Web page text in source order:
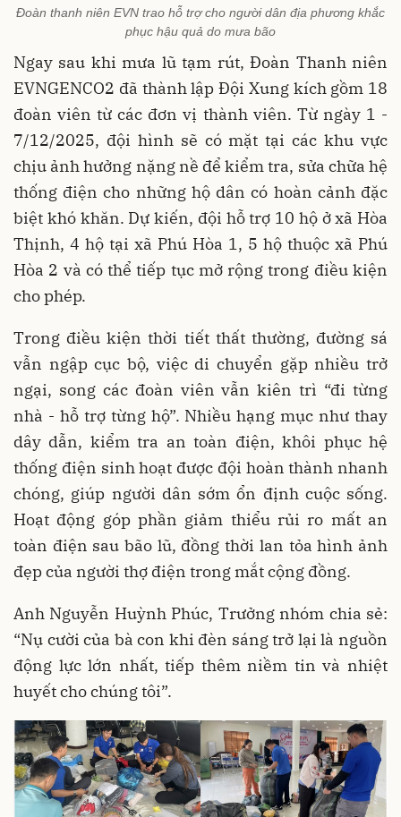
Đoàn thanh niên EVN trao hỗ trợ cho người dân địa phương khắc
phục hậu quả do mưa bão
Ngay sau khi mưa lũ tạm rút, Đoàn Thanh niên
EVNGENCO2 đã thành lập Đội Xung kích gồm 18
đoàn viên từ các đơn vị thành viên. Từ ngày 1 -
7/12/2025, đội hình sẽ có mặt tại các khu vực
chịu ảnh hưởng nặng nề để kiểm tra, sửa chữa hệ
thống điện cho những hộ dân có hoàn cảnh đặc
biệt khó khăn. Dự kiến, đội hỗ trợ 10 hộ ở xã Hòa
Thịnh, 4 hộ tại xã Phú Hòa 1, 5 hộ thuộc xã Phú
Hòa 2 và có thể tiếp tục mở rộng trong điều kiện
cho phép.
Trong điều kiện thời tiết thất thường, đường sá
vẫn ngập cục bộ, việc di chuyển gặp nhiều trở
ngại, song các đoàn viên vẫn kiên trì “đi từng
nhà - hỗ trợ từng hộ”. Nhiều hạng mục như thay
dây dẫn, kiểm tra an toàn điện, khôi phục hệ
thống điện sinh hoạt được đội hoàn thành nhanh
chóng, giúp người dân sớm ổn định cuộc sống.
Hoạt động góp phần giảm thiểu rủi ro mất an
toàn điện sau bão lũ, đồng thời lan tỏa hình ảnh
đẹp của người thợ điện trong mắt cộng đồng.
Anh Nguyễn Huỳnh Phúc, Trưởng nhóm chia sẻ:
“Nụ cười của bà con khi đèn sáng trở lại là nguồn
động lực lớn nhất, tiếp thêm niềm tin và nhiệt
huyết cho chúng tôi”.